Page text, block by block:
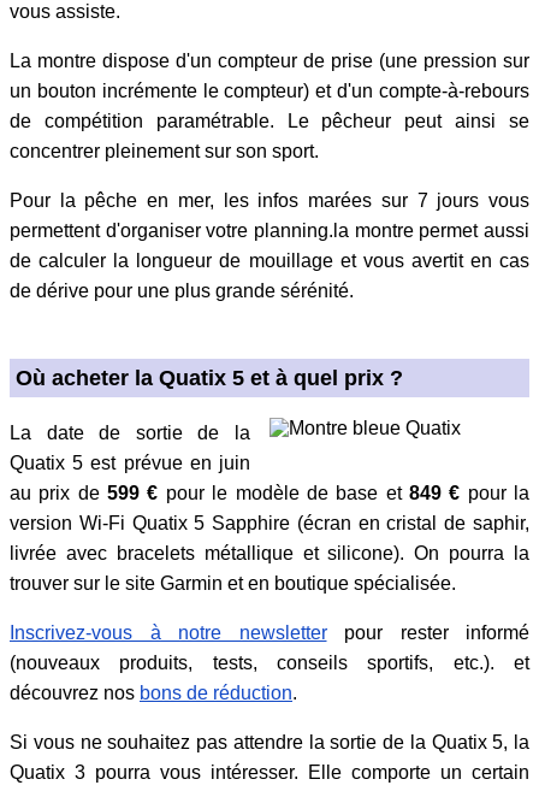
vous assiste.
La montre dispose d'un compteur de prise (une pression sur
un bouton incrémente le compteur) et d'un compte-à-rebours
de compétition paramétrable. Le pêcheur peut ainsi se
concentrer pleinement sur son sport.
Pour la pêche en mer, les infos marées sur 7 jours vous
permettent d'organiser votre planning.la montre permet aussi
de calculer la longueur de mouillage et vous avertit en cas
de dérive pour une plus grande sérénité.
Où acheter la Quatix 5 et à quel prix ?
La date de sortie de la
Quatix 5 est prévue en juin
au prix de599 € pour le modèle de base et 849 € pour la
version Wi-Fi Quatix 5 Sapphire (écran en cristal de saphir,
livrée avec bracelets métallique et silicone). On pourra la
trouver sur le site Garmin et en boutique spécialisée.
Inscrivez-vous à notre newsletterpour rester informé
(nouveaux produits, tests, conseils sportifs, etc.). et
découvrez nos bons de réduction.
Si vous ne souhaitez pas attendre la sortie de la Quatix 5, la
Quatix 3 pourra vous intéresser. Elle comporte un certain